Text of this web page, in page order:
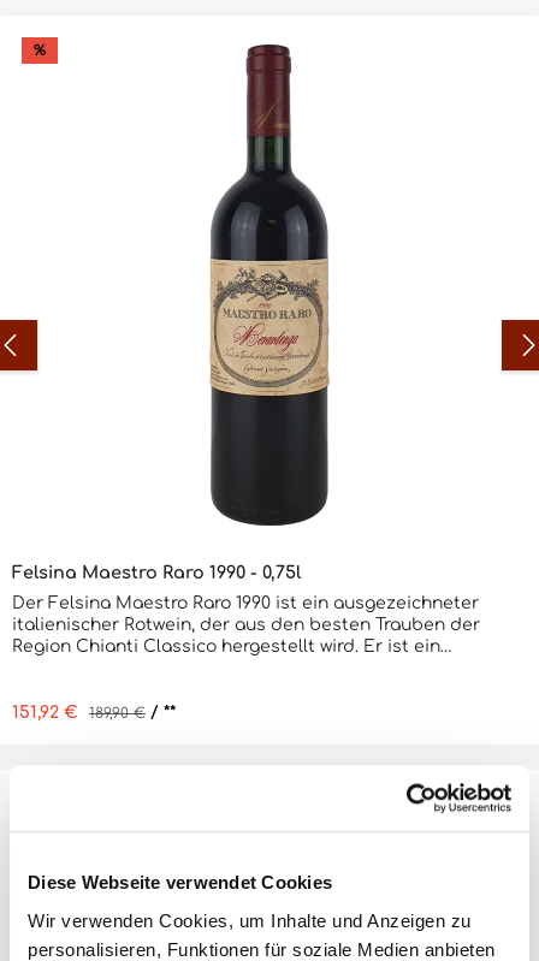
Diese Webseite verwendet Cookies
Wir verwenden Cookies, um Inhalte und Anzeigen zu
personalisieren, Funktionen für soziale Medien anbieten
%
Felsina Maestro Raro 1990 - 0,75l
Der Felsina Maestro Raro 1990 ist ein ausgezeichneter
italienischer Rotwein, der aus den besten Trauben der
Region Chianti Classico hergestellt wird. Er ist ein
Gewürzen und Leder hat. Am Gaumen ist er vollmundig und
Fleischgerichten und Käsegerichten eignet. Er ist ein Wein,
der sich auch nach vielen Jahren noch gut entwickeln wird.
Verkaufspreis:
151,92 € Regulärer Preis:
189,90 € / **
Castello DI Farnetella Poggio Granoni